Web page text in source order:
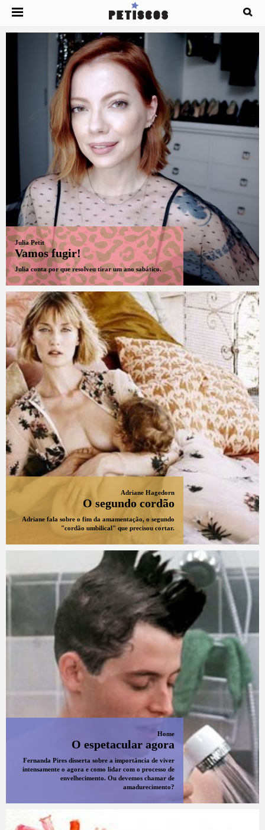
Julia Petit
Vamos fugir!
Julia conta por que resolveu tirar um ano sabático.
Adriane Hagedorn
O segundo cordão
Adriane fala sobre o fim da amamentação, o segundo
"cordão umbilical" que precisou cortar.
Home
O espetacular agora
Fernanda Pires disserta sobre a importância de viver
intensamente o agora e como lidar com o processo de
envelhecimento. Ou devemos chamar de
amadurecimento?